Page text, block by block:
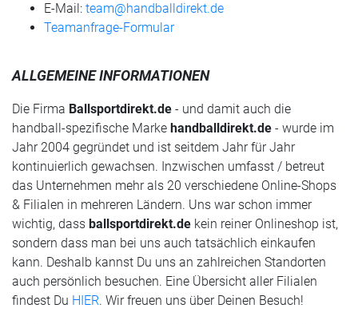
E-Mail: team@handballdirekt.de
Teamanfrage-Formular
ALLGEMEINE INFORMATIONEN
Die Firma Ballsportdirekt.de - und damit auch die
handball-spezifische Marke handballdirekt.de - wurde im
Jahr 2004 gegründet und ist seitdem Jahr für Jahr
kontinuierlich gewachsen. Inzwischen umfasst / betreut
das Unternehmen mehr als 20 verschiedene Online-Shops
& Filialen in mehreren Ländern. Uns war schon immer
wichtig, dass ballsportdirekt.de kein reiner Onlineshop ist,
sondern dass man bei uns auch tatsächlich einkaufen
kann. Deshalb kannst Du uns an zahlreichen Standorten
auch persönlich besuchen. Eine Übersicht aller Filialen
findest Du HIER. Wir freuen uns über Deinen Besuch!